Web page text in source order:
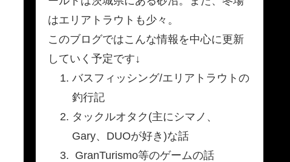
はエリアトラウトも少々。
このブログではこんな情報を中心に更新
していく予定です↓
バスフィッシング/エリアトラウトの
釣行記
タックルオタク(主にシマノ、
Gary、DUOが好き)な話
GranTurismo等のゲームの話